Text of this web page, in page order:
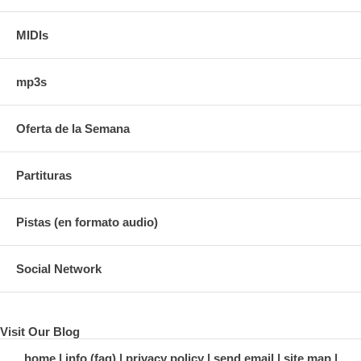
MIDIs
mp3s
Oferta de la Semana
Partituras
Pistas (en formato audio)
Social Network
Visit Our Blog
home
info (faq) privacy policy send email site map